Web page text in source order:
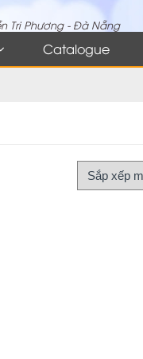
Tri Phương - Đà Nẵng
Catalogue